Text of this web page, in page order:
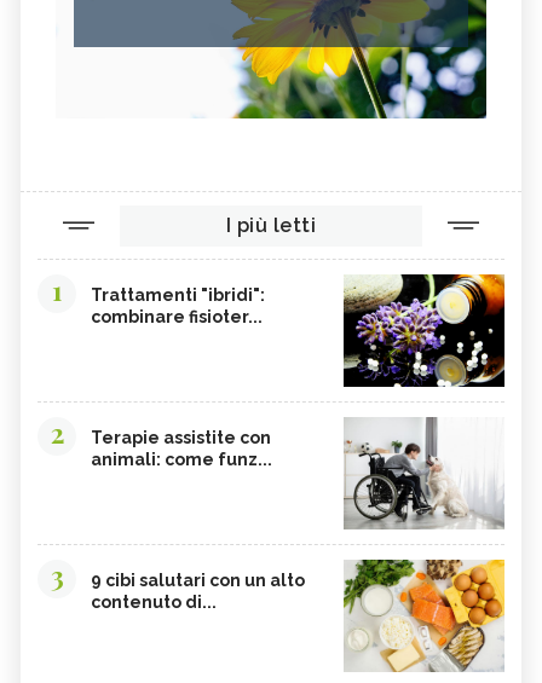
I più letti
1
Trattamenti "ibridi":
combinare fisioter...
2
Terapie assistite con
animali: come funz...
3
9 cibi salutari con un alto
contenuto di...